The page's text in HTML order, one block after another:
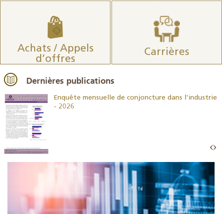
Achats / Appels
d’offres
Carrières
Dernières publications
Enquête mensuelle de conjoncture dans l’industrie
- 2026